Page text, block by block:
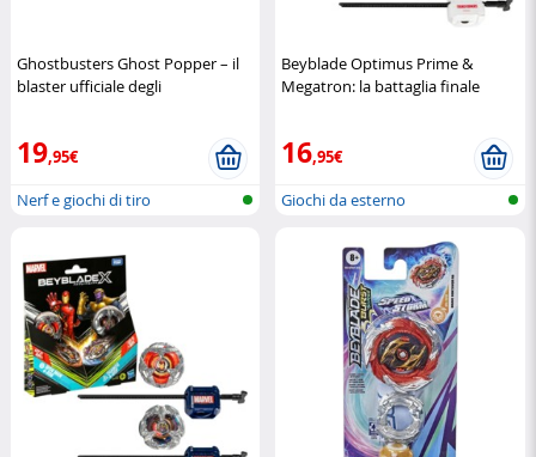
Ghostbusters Ghost Popper – il
blaster ufficiale degli
19,95€
Nerf e giochi di tiro
Beyblade Optimus Prime &
Megatron: la battaglia finale
16,95€
Giochi da esterno